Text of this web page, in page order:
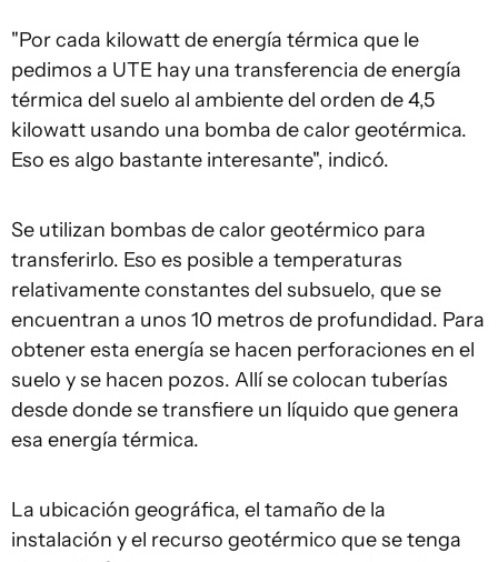
"Por cada kilowatt de energía térmica que le
pedimos a UTE hay una transferencia de energía
térmica del suelo al ambiente del orden de 4,5
kilowatt usando una bomba de calor geotérmica.
Eso es algo bastante interesante", indicó.
Se utilizan bombas de calor geotérmico para
transferirlo. Eso es posible a temperaturas
relativamente constantes del subsuelo, que se
encuentran a unos 10 metros de profundidad. Para
obtener esta energía se hacen perforaciones en el
suelo y se hacen pozos. Allí se colocan tuberías
desde donde se transfiere un líquido que genera
esa energía térmica.
La ubicación geográfica, el tamaño de la
instalación y el recurso geotérmico que se tenga